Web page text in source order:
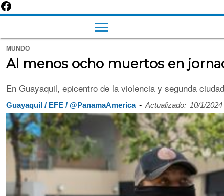
MUNDO
Al menos ocho muertos en
En Guayaquil, epicentro de la violencia y segunda
Guayaquil / EFE / @PanamaAmerica - Actualizado: 10/1/